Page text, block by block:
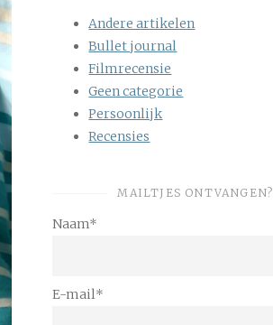
Andere artikelen
Bullet journal
Filmrecensie
Geen categorie
Persoonlijk
Recensies
MAILTJES ONTVANGEN?
Naam*
E-mail*